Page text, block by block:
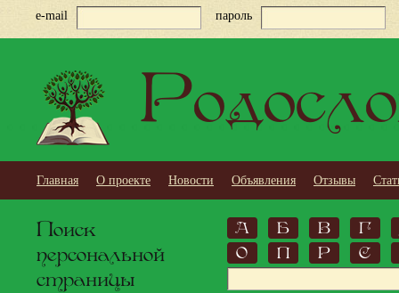
e-mail пароль
Главная О проекте Новости Объявления Отзывы
Поиск
персональной
страницы
А Б В
Г
О
П Р С